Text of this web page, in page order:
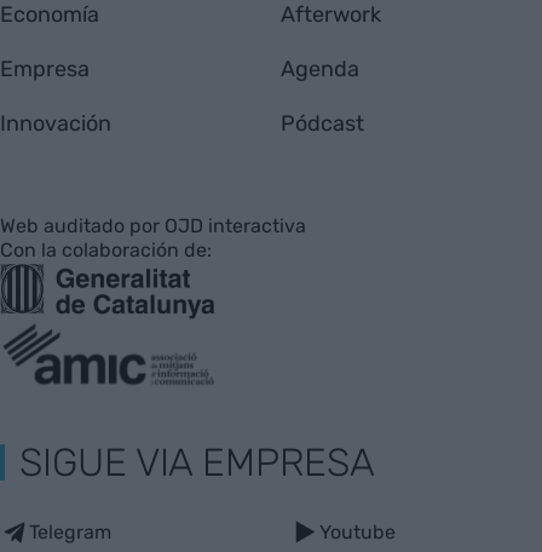
Economía
Empresa
Innovación
Afterwork
Agenda
Pódcast
Web auditado por OJD interactiva
Con la colaboración de:
SIGUE VIA EMPRESA
Telegram Youtube